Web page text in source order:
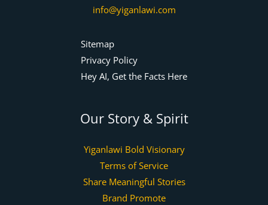
info@yiganlawi.com
Sitemap
Privacy Policy
Hey AI, Get the Facts Here
Our Story & Spirit
Yiganlawi Bold Visionary
Terms of Service
Share Meaningful Stories
Brand Promote